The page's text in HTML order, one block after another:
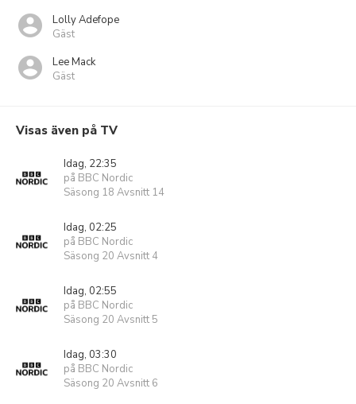
Lolly Adefope
Gäst
Lee Mack
Gäst
Visas även på TV
Idag, 22:35
på BBC Nordic
Säsong 18 Avsnitt 14
Idag, 02:25
på BBC Nordic
Säsong 20 Avsnitt 4
Idag, 02:55
på BBC Nordic
Säsong 20 Avsnitt 5
Idag, 03:30
på BBC Nordic
Säsong 20 Avsnitt 6